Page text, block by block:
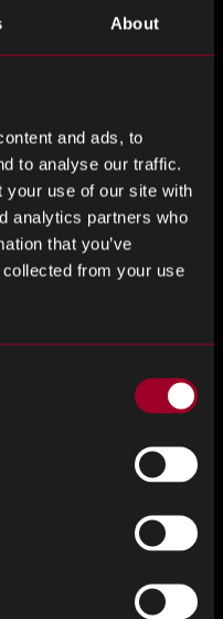
About
and ads, to
to analyse our traffic.
your use of our site with
analytics partners who
that you’ve
from your use
de Rebounds Global
en inteligencia
de rebotes para
a medida en su
implicado vivir en
Italia y, por supuesto, la
al igual que ellos tienen
dentro de la empresa y
últimos 20 años es
podríamos haber